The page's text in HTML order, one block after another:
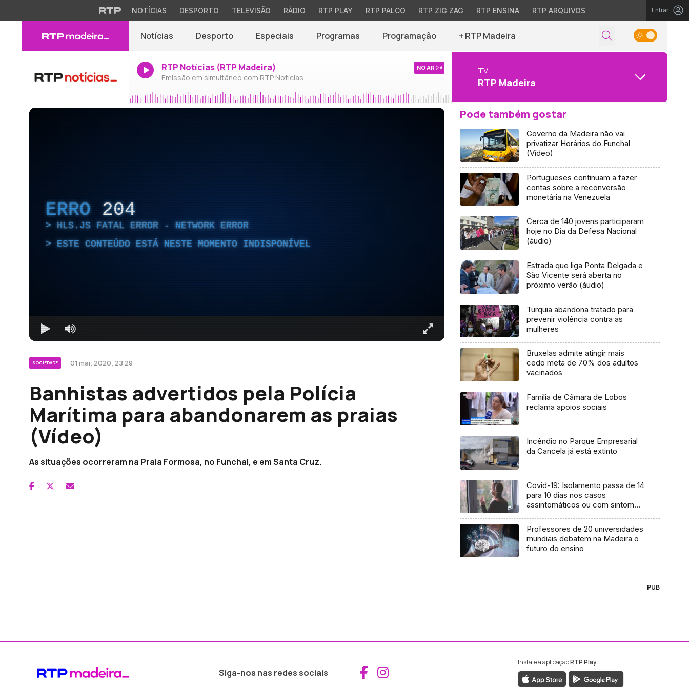
NOTÍCIAS DESPORTO TELEVISÃO RÁDIO RTP PLAY RTP PALCO RTP ZIG ZAG RTP ENSINA RTP ARQUIVOS Entrar
Notícias Desporto Especiais Programas Programação + RTP Madeira
RTP Notícias (RTP Madeira)
Emissão em simultâneo com RTP Notícias
NO AR TV
RTP Madeira
ERRO 204
HLS.JS FATAL ERROR - NETWORK ERROR
ESTE CONTEÚDO ESTÁ NESTE MOMENTO INDISPONÍVEL
SOCIEDADE 01 mai, 2020, 23:29
Banhistas advertidos pela Polícia
Marítima para abandonarem as praias
(Vídeo)
As situações ocorreram na Praia Formosa, no Funchal, e em Santa Cruz.
Pode também gostar
Governo da Madeira não vai
privatizar Horários do Funchal
(Vídeo)
Portugueses continuam a fazer
contas sobre a reconversão
monetária na Venezuela
Cerca de 140 jovens participaram
hoje no Dia da Defesa Nacional
(áudio)
Estrada que liga Ponta Delgada e
São Vicente será aberta no
próximo verão (áudio)
Turquia abandona tratado para
prevenir violência contra as
mulheres
Bruxelas admite atingir mais
cedo meta de 70% dos adultos
vacinados
Família de Câmara de Lobos
reclama apoios sociais
Incêndio no Parque Empresarial
da Cancela já está extinto
Covid-19: Isolamento passa de 14
para 10 dias nos casos
assintomáticos ou com sintomas
Professores de 20 universidades
mundiais debatem na Madeira o
futuro do ensino
PUB
Siga-nos nas redes sociais Aceder ao Facebook da RTP Madeira
Aceder ao Instagram da RTP Madeira
Instale a aplicaçãoRTP Play